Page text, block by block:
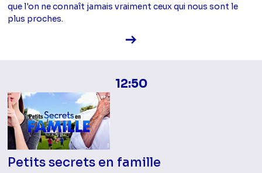
que l'on ne connaît jamais vraiment ceux qui nous sont le
plus proches.
Voir la fiche diffusion
12:50
Petits secrets en famille